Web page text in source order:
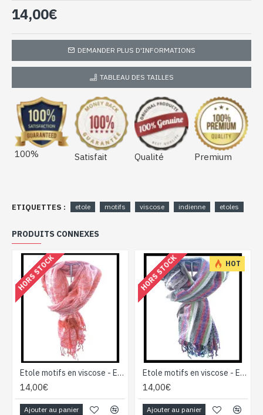
14,00€
DEMANDER PLUS D'INFORMATIONS
TABLEAU DES TAILLES
100% Satisfait Qualité Premium
ETIQUETTES : etole motifs viscose indienne etoles
PRODUITS CONNEXES
HORS STOCK
Etole motifs en viscose - Etole indienne
14,00€
Ajouter au panier
HOT
HORS STOCK
Etole motifs en viscose - Etole indienne
14,00€
Ajouter au panier